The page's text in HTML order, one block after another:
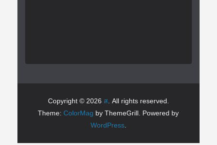
Copyright © 2026 ส . All rights reserved.
Theme:ColorMag by ThemeGrill. Powered by
WordPress.